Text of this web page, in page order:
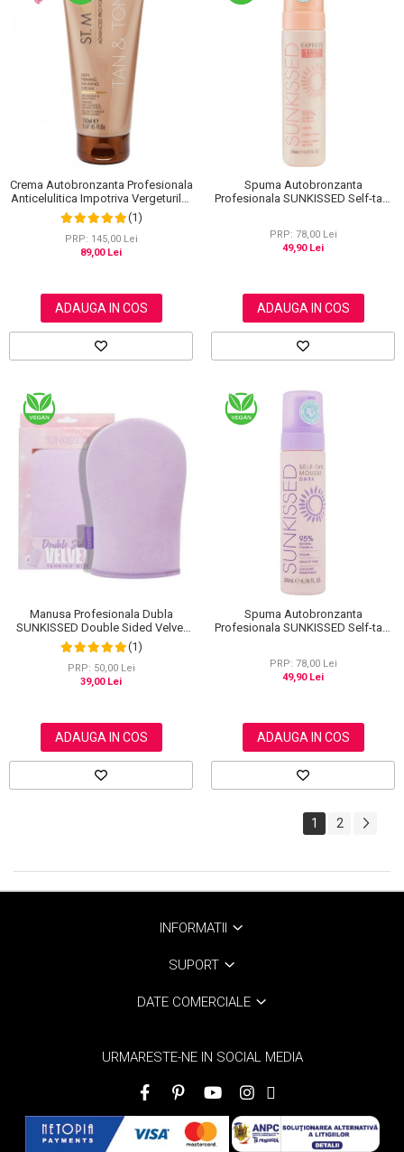
Crema Autobronzanta Profesionala
Anticelulitica Impotriva Vergeturilor
ST MORIZ Advanced PRO Formula
Tan & Tone Skin Firming, 150 ml
(1)
PRP: 145,00 Lei
89,00 Lei
ADAUGA IN COS
Spuma Autobronzanta
Profesionala SUNKISSED Self-tan,
PRP: 78,00 Lei
49,90 Lei
ADAUGA IN COS
Manusa Profesionala Dubla
SUNKISSED Double Sided Velvet
pentru Aplicarea Autobronzantului,
ECO Packaging
(1)
PRP: 50,00 Lei
39,00 Lei
ADAUGA IN COS
Spuma Autobronzanta
Profesionala SUNKISSED Self-tan,
PRP: 78,00 Lei
49,90 Lei
ADAUGA IN COS
1 2
INFORMATII
SUPORT
DATE COMERCIALE
URMARESTE-NE IN SOCIAL MEDIA